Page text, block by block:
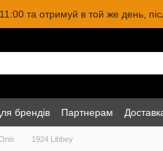
та отримуй в той же день,
брендів Партнерам
1924 Libbey